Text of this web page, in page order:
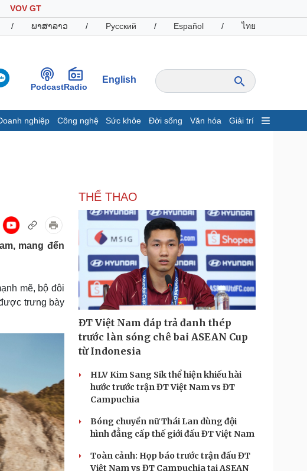
VOV GT
/ ພາສາລາວ / Русский / Español / ไทย
PodcastRadio
English
nghiệp Công nghệ Sức khỏe Đời sống Văn hóa Giải trí
Giá cà phê
Doanh nghiệp
Thông tin doanh nghiệp
Doanh nghiệp 24h
Doanh nhân
Vì cộng đồng
Công nghệ
Sành điệu
Tin Công nghệ
Trải nghiệm
Chuyển đổi số
Podcast
Cửa sổ tình yêu
Kể chuyện cho bé
Hạt giống tâm hồn
mang đến
mẽ, bộ đôi
trưng bày
THỂ THAO
ĐT Việt Nam đáp trả đanh thép
trước làn sóng chê bai ASEAN Cup
từ Indonesia
HLV Kim Sang Sik thể hiện khiếu hài
hước trước trận ĐT Việt Nam vs ĐT
Campuchia
Bóng chuyền nữ Thái Lan dùng đội
hình đẳng cấp thế giới đấu ĐT Việt Nam
Toàn cảnh: Họp báo trước trận đấu ĐT
Việt Nam vs ĐT Campuchia tại ASEAN